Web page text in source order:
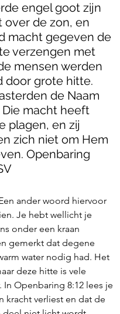
engel goot zijn
over de zon, en
macht gegeven de
verzengen met
mensen werden
door grote hitte.
de Naam
Die macht heeft
plagen, en zij
zich niet om Hem
Openbaring
ander woord hiervoor
Je hebt wellicht je
onder een kraan
gemerkt dat degene
water nodig had. Het
deze hitte is vele
In Openbaring 8:12 lees je
kracht verliest en dat de